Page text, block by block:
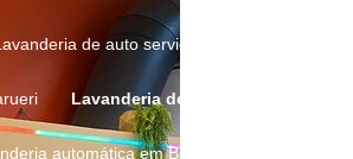
Lavanderia de auto serviço perto de mim
Lavanderia de autoatendimento
automática em Barueri